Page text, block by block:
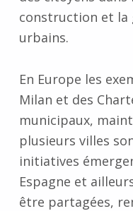
construction et la
urbains.
En Europe les
Milan et des
municipaux,
plusieurs villes
initiatives
Espagne et
être partagées,